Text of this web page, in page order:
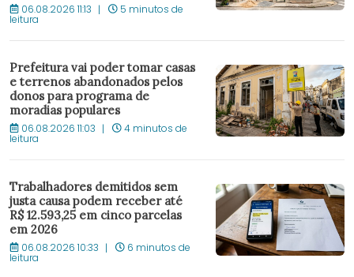
06.08.2026 11:13 5 minutos de
leitura
Prefeitura vai poder tomar casas
e terrenos abandonados pelos
donos para programa de
moradias populares
06.08.2026 11:03 4 minutos de
leitura
Trabalhadores demitidos sem
justa causa podem receber até
R$ 12.593,25 em cinco parcelas
em 2026
06.08.2026 10:33 6 minutos de
leitura